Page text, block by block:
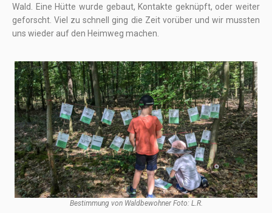
Wald. Eine Hütte wurde gebaut, Kontakte geknüpft, oder weiter
geforscht. Viel zu schnell ging die Zeit vorüber und wir mussten
uns wieder auf den Heimweg machen.
Bestimmung von Waldbewohner Foto: L.R.